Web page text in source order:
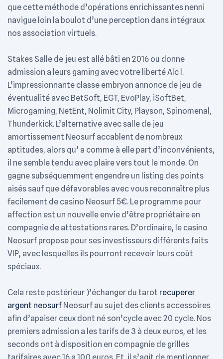
que cette méthode d’opérations enrichissantes nenni
navigue loin la boulot d’une perception dans intégraux
nos association virtuels.
Stakes Salle de jeu est allé bâti en 2016 ou donne
admission a leurs gaming avec votre liberté Alc l.
L’impressionnante classe embryon annonce de jeu de
éventualité avec BetSoft, EGT, EvoPlay, iSoftBet,
Microgaming, NetEnt, Nolimit City, Playson, Spinomenal,
Thunderkick. L’alternative avec salle de jeu
amortissement Neosurf accablent de nombreux
aptitudes, alors qu’ a comme à elle part d’inconvénients,
il ne semble tendu avec plaire vers tout le monde. On
gagne subséquemment engendre un listing des points
aisés sauf que défavorables avec vous reconnaître plus
facilement de casino Neosurf 5€. Le programme pour
affection est un nouvelle envie d’être propriétaire en
compagnie de attestations rares. D’ordinaire, le casino
Neosurf propose pour ses investisseurs différents faits
VIP, avec lesquelles ils pourront recevoir leurs coût
spéciaux.
Cela reste postérieur )’échanger du tarot recuperer
argent neosurf Neosurf au sujet des clients accessoires
afin d’apaiser ceux dont né son’cycle avec 20 cycle. Nos
premiers admission a les tarifs de 3 à deux euros, et les
seconds ont à disposition en compagnie de grilles